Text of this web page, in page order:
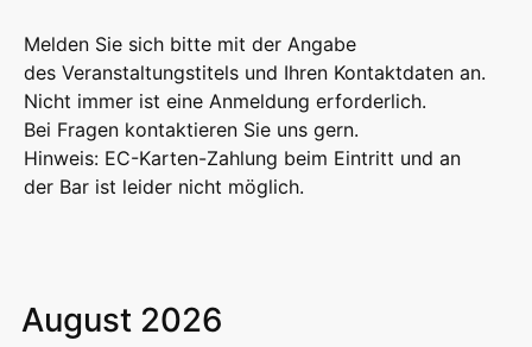
Melden Sie sich bitte mit der Angabe
des Veranstaltungstitels und Ihren Kontaktdaten an.
Nicht immer ist eine Anmeldung erforderlich.
Bei Fragen kontaktieren Sie uns gern.
Hinweis: EC-Karten-Zahlung beim Eintritt und an
der Bar ist leider nicht möglich.
August 2026